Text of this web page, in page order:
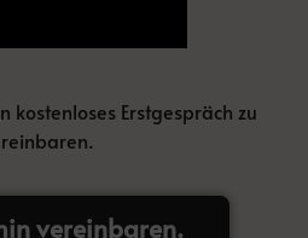
kostenloses Erstgespräch zu
vereinbaren.